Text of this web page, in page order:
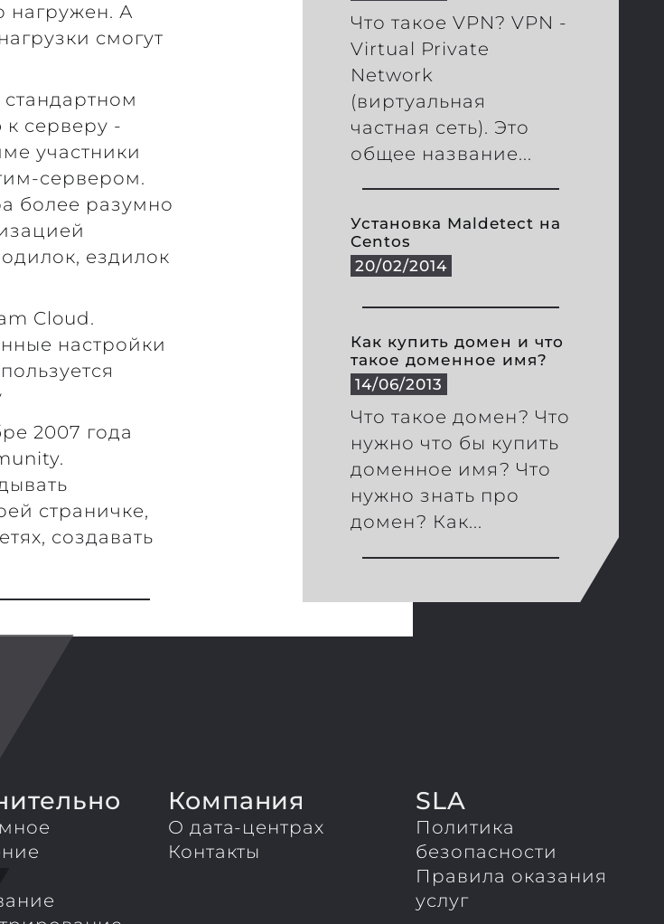
нагружен. А
смогут
серверу -
участники
сервером.
более разумно
ездилок
Cloud.
настройки
2007 года
страничке,
создавать
Что такое VPN? VPN -
Virtual Private
Network
(виртуальная
частная сеть). Это
общее название...
Установка Maldetect на
Centos
20/02/2014
Как купить домен и что
такое доменное имя?
14/06/2013
Что такое домен? Что
нужно что бы купить
доменное имя? Что
нужно знать про
домен? Как...
Компания
О дата-центрах
Контакты
SLA
Политика
безопасности
Правила оказания
услуг